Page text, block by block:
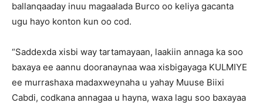
ballanqaaday inuu magaalada Burco oo keliya gacanta
ugu hayo konton kun oo cod.
“Saddexda xisbi way tartamayaan, laakiin annaga ka soo
baxaya ee aannu dooranaynaa waa xisbigayaga KULMIYE
ee murrashaxa madaxweynaha u yahay Muuse Biixi
Cabdi, codkana annagaa u hayna, waxa lagu soo baxayaa